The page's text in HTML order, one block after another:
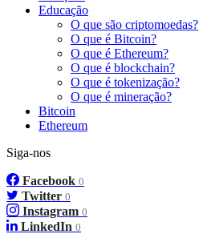
Educação
O que são criptomoedas?
O que é Bitcoin?
O que é Ethereum?
O que é blockchain?
O que é tokenização?
O que é mineração?
Bitcoin
Ethereum
Siga-nos
Facebook 0
Twitter 0
Instagram 0
LinkedIn 0